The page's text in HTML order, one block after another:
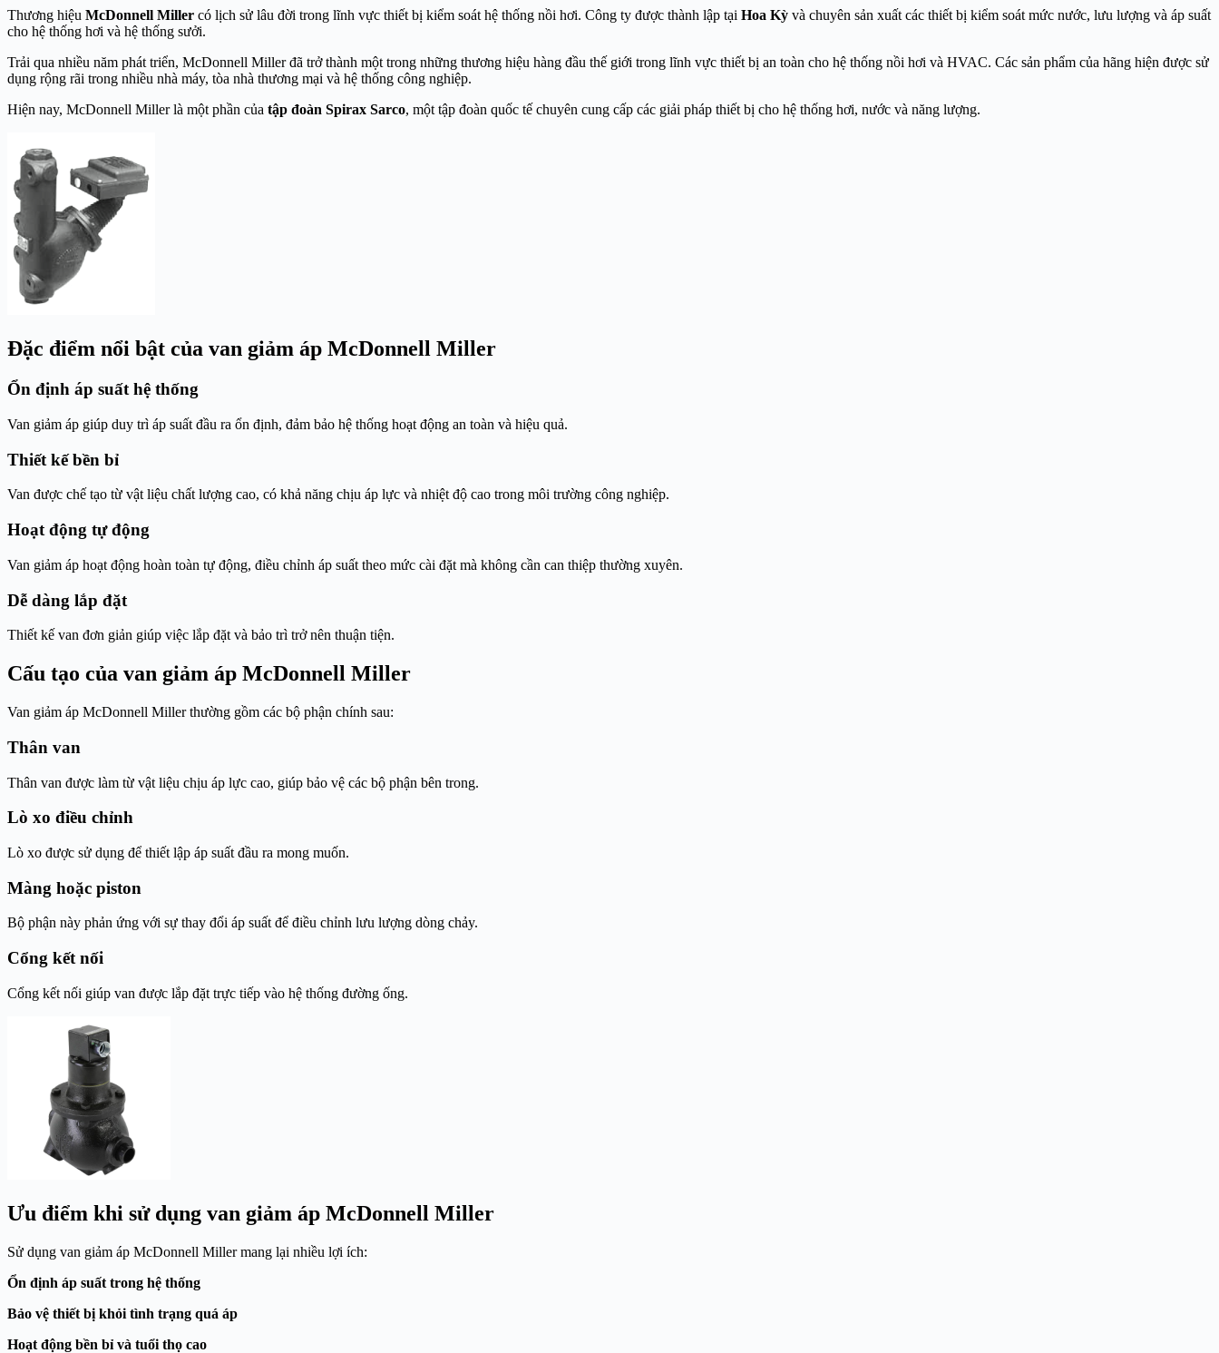
Thương hiệu McDonnell Miller có lịch sử lâu đời trong lĩnh vực thiết bị kiểm soát hệ thống nồi hơi. Công ty được thành lập tại Hoa Kỳ và chuyên sản xuất các thiết bị kiểm soát mức nước, lưu lượng và áp suất
cho hệ thống hơi và hệ thống sưởi.
Trải qua nhiều năm phát triển, McDonnell Miller đã trở thành một trong những thương hiệu hàng đầu thế giới trong lĩnh vực thiết bị an toàn cho hệ thống nồi hơi và HVAC. Các sản phẩm của hãng hiện được sử
dụng rộng rãi trong nhiều nhà máy, tòa nhà thương mại và hệ thống công nghiệp.
Hiện nay, McDonnell Miller là một phần của tập đoàn Spirax Sarco, một tập đoàn quốc tế chuyên cung cấp các giải pháp thiết bị cho hệ thống hơi, nước và năng lượng.
Đặc điểm nổi bật của van giảm áp McDonnell Miller
Ổn định áp suất hệ thống
Van giảm áp giúp duy trì áp suất đầu ra ổn định, đảm bảo hệ thống hoạt động an toàn và hiệu quả.
Thiết kế bền bỉ
Van được chế tạo từ vật liệu chất lượng cao, có khả năng chịu áp lực và nhiệt độ cao trong môi trường công nghiệp.
Hoạt động tự động
Van giảm áp hoạt động hoàn toàn tự động, điều chỉnh áp suất theo mức cài đặt mà không cần can thiệp thường xuyên.
Dễ dàng lắp đặt
Thiết kế van đơn giản giúp việc lắp đặt và bảo trì trở nên thuận tiện.
Cấu tạo của van giảm áp McDonnell Miller
Van giảm áp McDonnell Miller thường gồm các bộ phận chính sau:
Thân van
Thân van được làm từ vật liệu chịu áp lực cao, giúp bảo vệ các bộ phận bên trong.
Lò xo điều chỉnh
Lò xo được sử dụng để thiết lập áp suất đầu ra mong muốn.
Màng hoặc piston
Bộ phận này phản ứng với sự thay đổi áp suất để điều chỉnh lưu lượng dòng chảy.
Cổng kết nối
Cổng kết nối giúp van được lắp đặt trực tiếp vào hệ thống đường ống.
Ưu điểm khi sử dụng van giảm áp McDonnell Miller
Sử dụng van giảm áp McDonnell Miller mang lại nhiều lợi ích:
Ổn định áp suất trong hệ thống
Bảo vệ thiết bị khỏi tình trạng quá áp
Hoạt động bền bỉ và tuổi thọ cao